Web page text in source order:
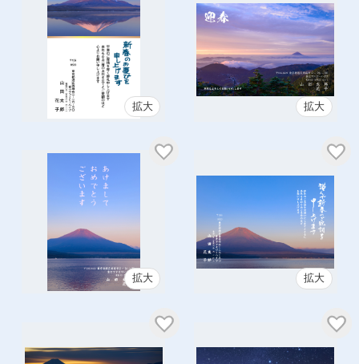
拡大 拡大
拡大 拡大